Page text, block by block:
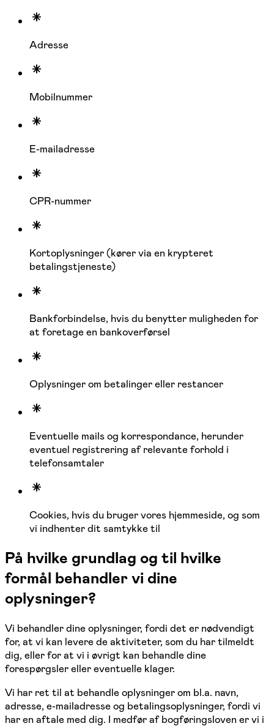
Adresse
Mobilnummer
E-mailadresse
CPR-nummer
Kortoplysninger (kører via en krypteret
betalingstjeneste)
Bankforbindelse, hvis du benytter muligheden for
at foretage en bankoverførsel
Oplysninger om betalinger eller restancer
Eventuelle mails og korrespondance, herunder
eventuel registrering af relevante forhold i
telefonsamtaler
Cookies, hvis du bruger vores hjemmeside, og som
vi indhenter dit samtykke til
På hvilke grundlag og til hvilke
formål behandler vi dine
oplysninger?
Vi behandler dine oplysninger, fordi det er nødvendigt
for, at vi kan levere de aktiviteter, som du har tilmeldt
dig, eller for at vi i øvrigt kan behandle dine
forespørgsler eller eventuelle klager.
Vi har ret til at behandle oplysninger om bl.a. navn,
adresse, e-mailadresse og betalingsoplysninger, fordi vi
har en aftale med dig. I medfør af bogføringsloven er vi i